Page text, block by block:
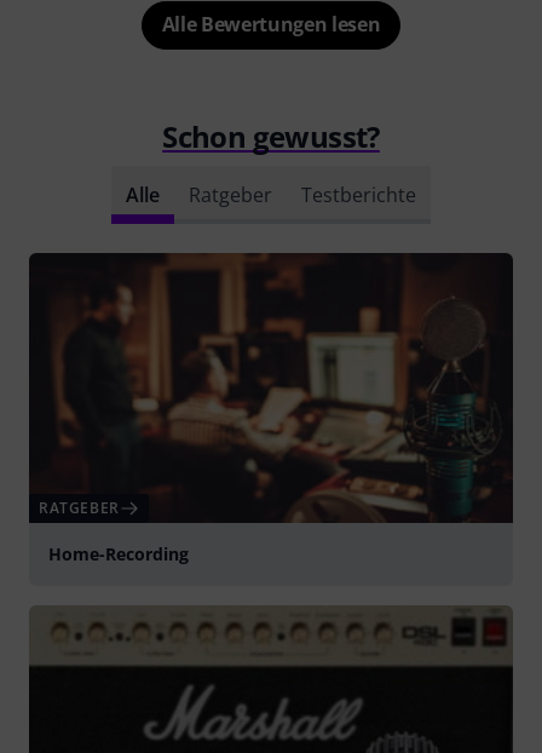
Alle Bewertungen lesen
Schon gewusst?
Alle Ratgeber Testberichte
RATGEBER
Home-Recording